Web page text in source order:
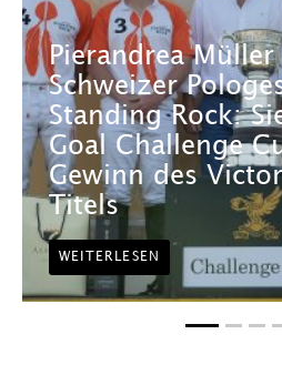
Pierandrea
Schweizer
Standing Rock:
Goal Challenge
Gewinn des
Titels
WEITERLESEN